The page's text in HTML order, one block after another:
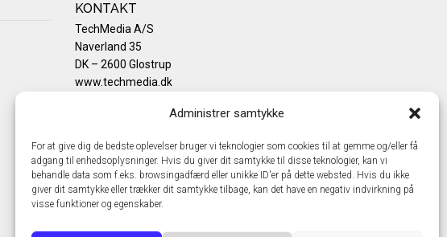
Administrer samtykke
For at give dig de bedste oplevelser bruger vi teknologier som cookies til at gemme og/eller få
adgang til enhedsoplysninger. Hvis du giver dit samtykke til disse teknologier, kan vi
behandle data som f.eks. browsingadfærd eller unikke ID'er på dette websted. Hvis du ikke
giver dit samtykke eller trækker dit samtykke tilbage, kan det have en negativ indvirkning på
visse funktioner og egenskaber.
KONTAKT
TechMedia A/S
Naverland 35
DK – 2600 Glostrup
www.techmedia.dk
info@techmedia.dk
Cookiepolitik